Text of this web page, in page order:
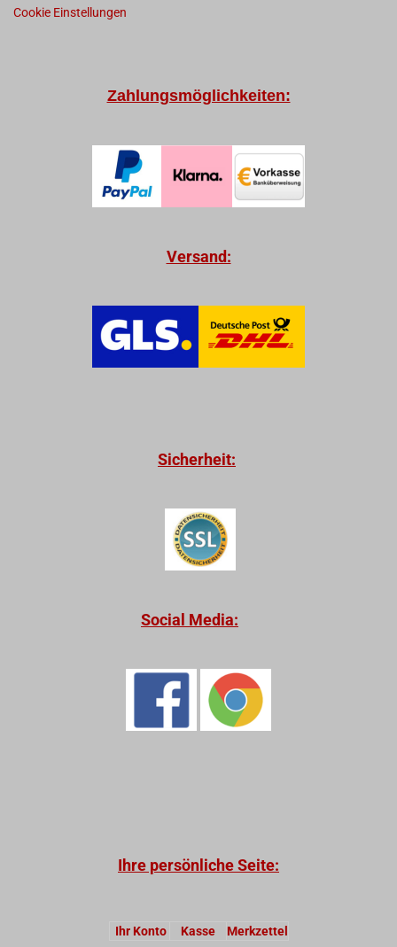
Cookie Einstellungen
Zahlungsmöglichkeiten:
Versand:
Sicherheit:
Social Media:
Ihre persönliche Seite:
Ihr Konto Kasse Merkzettel